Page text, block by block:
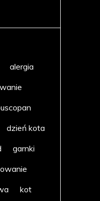
alergia
dzień kota
garnki
kot